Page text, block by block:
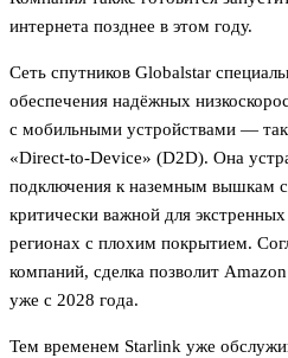
интернета позднее в этом году.
Сеть спутников Globalstar
обеспечения надёжных
с мобильными устройствами — так
«Direct-to-Device» (D2D). Она
подключения к наземным вышкам
критически важной для
регионах с плохим покрытием.
компаний, сделка позволит
уже с 2028 года.
Тем временем Starlink уже